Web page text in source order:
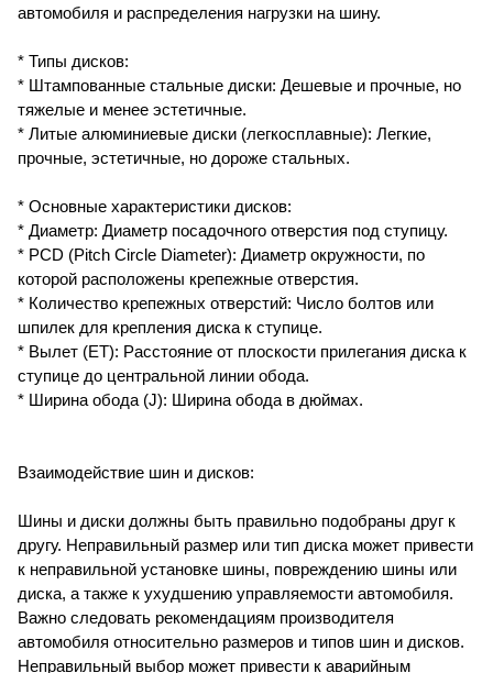
автомобиля и распределения нагрузки на шину.
* Типы дисков:
* Штампованные стальные диски: Дешевые и прочные, но
тяжелые и менее эстетичные.
* Литые алюминиевые диски (легкосплавные): Легкие,
прочные, эстетичные, но дороже стальных.
* Основные характеристики дисков:
* Диаметр: Диаметр посадочного отверстия под ступицу.
* PCD (Pitch Circle Diameter): Диаметр окружности, по
которой расположены крепежные отверстия.
* Количество крепежных отверстий: Число болтов или
шпилек для крепления диска к ступице.
* Вылет (ЕТ): Расстояние от плоскости прилегания диска к
ступице до центральной линии обода.
* Ширина обода (J): Ширина обода в дюймах.
Взаимодействие шин и дисков:
Шины и диски должны быть правильно подобраны друг к
другу. Неправильный размер или тип диска может привести
к неправильной установке шины, повреждению шины или
диска, а также к ухудшению управляемости автомобиля.
Важно следовать рекомендациям производителя
автомобиля относительно размеров и типов шин и дисков.
Неправильный выбор может привести к аварийным